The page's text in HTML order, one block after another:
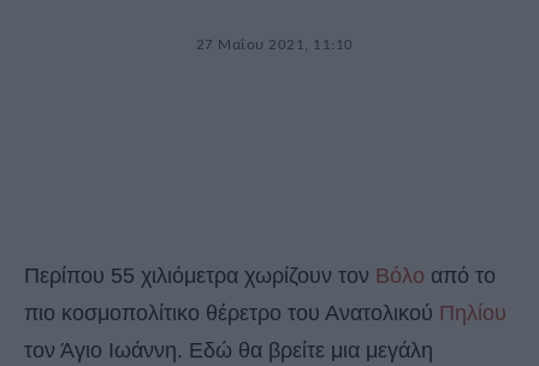
27 Μαΐου 2021, 11:10
Περίπου 55 χιλιόμετρα χωρίζουν τον Βόλο από το
πιο κοσμοπολίτικο θέρετρο του Ανατολικού Πηλίου
τον Άγιο Ιωάννη. Εδώ θα βρείτε μια μεγάλη